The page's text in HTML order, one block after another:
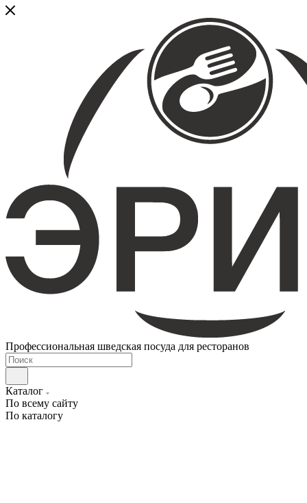
Профессиональная шведская посуда для ресторанов
Каталог
По всему сайту
По каталогу